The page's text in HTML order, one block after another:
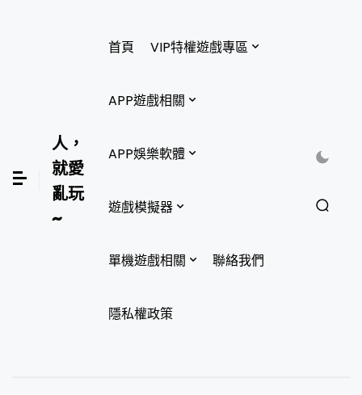
人，
就愛
亂玩
~
首頁 VIP特權遊戲專區
APP遊戲相關
APP娛樂軟體
遊戲模擬器
單機遊戲相關 聯絡我們
隱私權政策